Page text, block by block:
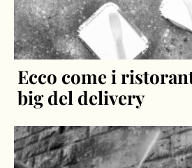
Ecco come i
big del delivery